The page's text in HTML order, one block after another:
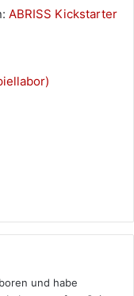
ABRISS Kickstarter
und habe